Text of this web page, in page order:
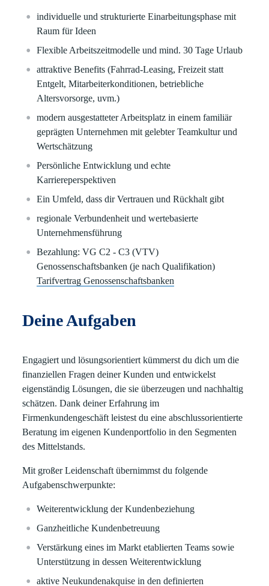
individuelle und strukturierte Einarbeitungsphase mit
Raum für Ideen
Flexible Arbeitszeitmodelle und mind. 30 Tage Urlaub
attraktive Benefits (Fahrrad-Leasing, Freizeit statt
Entgelt, Mitarbeiterkonditionen, betriebliche
Altersvorsorge, uvm.)
modern ausgestatteter Arbeitsplatz in einem familiär
geprägten Unternehmen mit gelebter Teamkultur und
Wertschätzung
Persönliche Entwicklung und echte
Karriereperspektiven
Ein Umfeld, dass dir Vertrauen und Rückhalt gibt
regionale Verbundenheit und wertebasierte
Unternehmensführung
Bezahlung: VG C2 - C3 (VTV)
Genossenschaftsbanken (je nach Qualifikation)
Tarifvertrag Genossenschaftsbanken
Deine Aufgaben
Engagiert und lösungsorientiert kümmerst du dich um die
finanziellen Fragen deiner Kunden und entwickelst
eigenständig Lösungen, die sie überzeugen und nachhaltig
schätzen. Dank deiner Erfahrung im
Firmenkundengeschäft leistest du eine abschlussorientierte
Beratung im eigenen Kundenportfolio in den Segmenten
des Mittelstands.
Mit großer Leidenschaft übernimmst du folgende
Aufgabenschwerpunkte:
Weiterentwicklung der Kundenbeziehung
Ganzheitliche Kundenbetreuung
Verstärkung eines im Markt etablierten Teams sowie
Unterstützung in dessen Weiterentwicklung
aktive Neukundenakquise in den definierten